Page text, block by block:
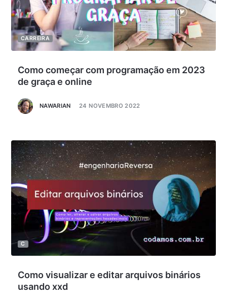
Como começar com programação em 2023
de graça e online
NAWARIAN 24 NOVEMBRO 2022
CARREIRA
Como visualizar e editar arquivos binários
usando xxd
C